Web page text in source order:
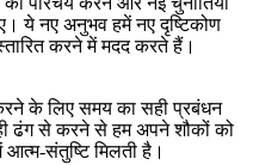
ये नए अनुभव हमें नए दृष्टिकोण
करने में मदद करते हैं।
के लिए समय का सही प्रबंधन
ढंग से करने से हम अपने शौकों को
संतुष्टि मिलती है।